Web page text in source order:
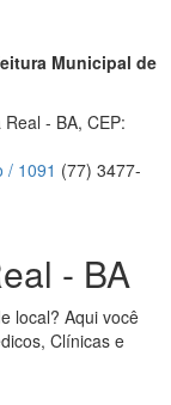
Municipal de
- BA, CEP:
/ 1091 (77) 3477-
- BA
local? Aqui você
Clínicas e